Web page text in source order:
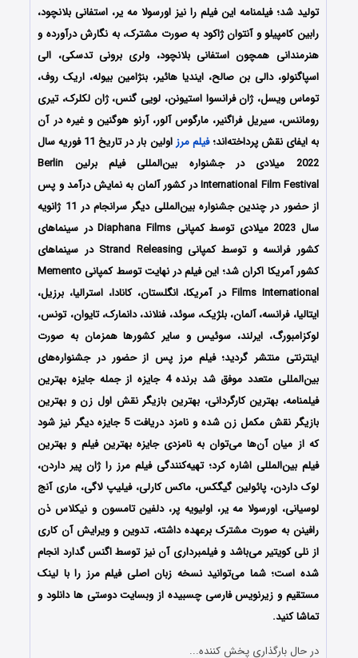
تولید شد؛ فیلمنامه این فیلم را نیز اورسولا مه یر، استفانی بلانچود،
رابین کامپیلو و آنتوان ژاکود به صورت مشترک، به نگارش درآورده و
هنرمندانی همچون استفانی بلانچود، ولری برونی تدسکی، الی
اسپاگنولو، دالی بن صالح، ایندیا هائیر، بنژامین بیوله، اریک روف،
توماس ویسل، ژان فرانسوا استیونن، لویی گنس، ژان لکلرک، تیری
روماننس، سیریل فراگنیر، مارگوس آلور، آرنو هوگنین و غیره در آن
به ایفای نقش پرداخته‌اند؛فیلم مرز
اولین بار در تاریخ 11 فوریه سال
2022 میلادی در جشنواره بین‌المللی فیلم برلین Berlin
International Film Festival در کشور آلمان به نمایش درآمد و پس
از حضور در چندین جشنواره بین‌المللی دیگر سرانجام در 11 ژانویه
سال 2023 میلادی توسط کمپانی Diaphana Films در سینماهای
کشور فرانسه و توسط کمپانی Strand Releasing در سینماهای
کشور آمریکا اکران شد؛ این فیلم در نهایت توسط کمپانی Memento
Films International در آمریکا، انگلستان، کانادا، استرالیا، برزیل،
ایتالیا، فرانسه، آلمان، بلژیک، سوئد، فنلاند، دانمارک، تایوان، تونس،
لوکزامبورگ، ایرلند، سوئیس و سایر کشورها همزمان به صورت
اینترنتی منتشر گردید؛ فیلم مرز پس از حضور در جشنواره‌های
بین‌المللی متعدد موفق شد برنده 4 جایزه از جمله جایزه بهترین
فیلمنامه، بهترین کارگردانی، بهترین بازیگر نقش اول زن و بهترین
بازیگر نقش مکمل زن شده و نامزد دریافت 5 جایزه دیگر نیز شود
که از میان آن‌ها می‌توان به نامزدی جایزه بهترین فیلم و بهترین
فیلم بین‌المللی اشاره کرد؛ تهیه‌کنندگی فیلم مرز را ژان پیر داردن،
لوک داردن، پائولین گیگکس، ماکس کارلی، فیلیپ لاگی، ماری آنج
لوسیانی، اورسولا مه یر، اولیویه پر، دلفین تامسون و نیکلاس ذن
رافینن به صورت مشترک برعهده داشته، تدوین و ویرایش آن کاری
از نلی کویتیر می‌باشد و فیلمبرداری آن نیز توسط اگنس گدارد انجام
شده است؛ شما می‌توانید نسخه زبان اصلی فیلممرز را با ‌لینک
مستقیم و زیرنویس فارسی چسبیده از وبسایت دوستی ها دانلود و
تماشا کنید.
در حال بارگذاری پخش کننده...